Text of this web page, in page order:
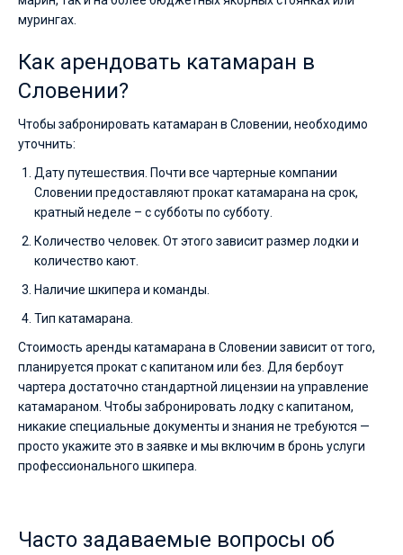
идеально
для
Наймите
(шкипера/
повара)
или
услугой
бербоут
в
без
шкипера
лично
судном.
В
каталоге
в
аренду
вы
найдете
от
мурингах.
Как арендовать катамаран в
Словении?
Чтобы забронировать катамаран в Словении, необходимо
уточнить:
Дату путешествия. Почти все чартерные компании
Словении предоставляют прокат катамарана на срок,
кратный неделе – с субботы по субботу.
Количество человек. От этого зависит размер лодки и
количество кают.
Наличие шкипера и команды.
Тип катамарана.
Стоимость аренды катамарана в Словении зависит от того,
планируется прокат с капитаном или без. Для бербоут
чартера достаточно стандартной лицензии на управление
катамараном. Чтобы забронировать лодку с капитаном,
никакие специальные документы и знания не требуются —
просто укажите это в заявке и мы включим в бронь услуги
профессионального шкипера.
Часто задаваемые вопросы об
Со шкипером
Показать(1)